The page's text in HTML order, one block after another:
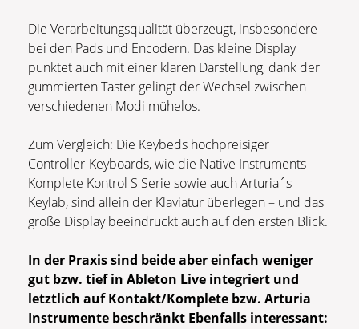
Die Verarbeitungsqualität überzeugt, insbesondere
bei den Pads und Encodern. Das kleine Display
punktet auch mit einer klaren Darstellung, dank der
gummierten Taster gelingt der Wechsel zwischen
verschiedenen Modi mühelos.
Zum Vergleich: Die Keybeds hochpreisiger
Controller-Keyboards, wie die Native Instruments
Komplete Kontrol S Serie sowie auch Arturia´s
Keylab, sind allein der Klaviatur überlegen – und das
große Display beeindruckt auch auf den ersten Blick.
In der Praxis sind beide aber einfach weniger
gut bzw. tief in Ableton Live integriert und
letztlich auf Kontakt/Komplete bzw. Arturia
Instrumente beschränkt Ebenfalls interessant: